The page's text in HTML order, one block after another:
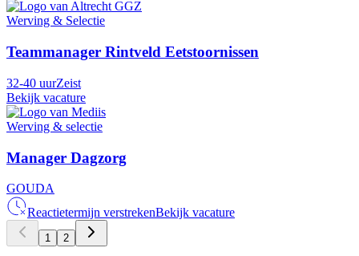
Werving & Selectie
Teammanager Rintveld Eetstoornissen
32-40 uurZeist
Bekijk vacature
Werving & selectie
Manager Dagzorg
GOUDA
Reactietermijn verstrekenBekijk vacature
1 2